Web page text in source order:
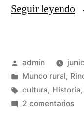
Seguir leyendo
a
Publicado
por
admin
Publicado
en
Mundo rural,
Etiquetas:
cultura, Historia,
2 comentariosen